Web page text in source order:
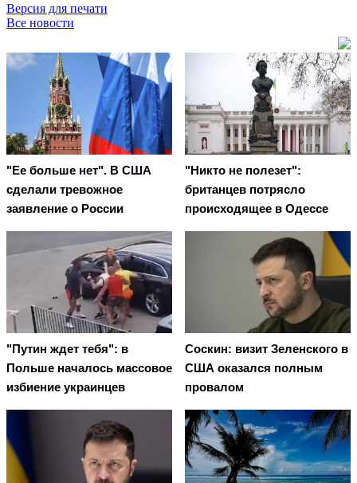
Версия для печати
Все новости
"Ее больше нет". В США
сделали тревожное
заявление о России
"Никто не полезет":
британцев потрясло
происходящее в Одессе
"Путин ждет тебя": в
Польше началось массовое
избиение украинцев
Соскин: визит Зеленского в
США оказался полным
провалом